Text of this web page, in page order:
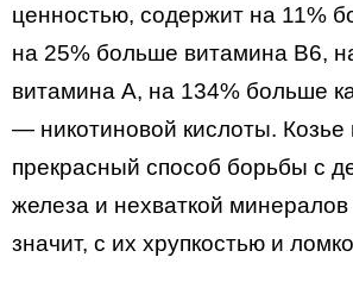
ценностью, содержит на 11%
на 25% больше витамина В6,
витамина А, на 134% больше
— никотиновой кислоты.
прекрасный способ борьбы с
железа и нехваткой минералов
значит, с их хрупкостью и